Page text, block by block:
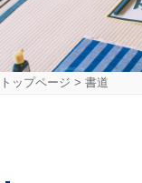
トップページ > 書道